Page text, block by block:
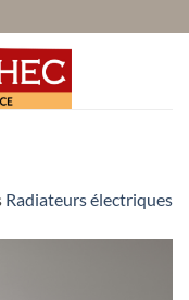
Radiateurs électriques